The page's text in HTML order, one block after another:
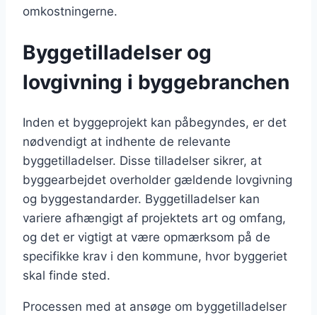
omkostningerne.
Byggetilladelser og
lovgivning i byggebranchen
Inden et byggeprojekt kan påbegyndes, er det
nødvendigt at indhente de relevante
byggetilladelser. Disse tilladelser sikrer, at
byggearbejdet overholder gældende lovgivning
og byggestandarder. Byggetilladelser kan
variere afhængigt af projektets art og omfang,
og det er vigtigt at være opmærksom på de
specifikke krav i den kommune, hvor byggeriet
skal finde sted.
Processen med at ansøge om byggetilladelser